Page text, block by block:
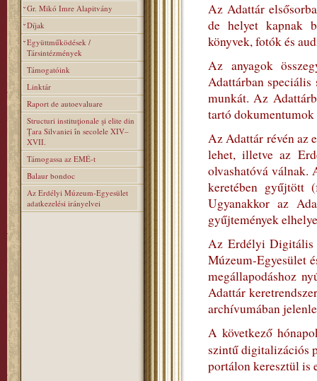
Gr. Mikó Imre Alapitvány
Díjak
Együttműködések /
Társintézmények
Támogatóink
Linktár
Raport de autoevaluare
Structuri instituţionale şi elite din
Ţara Silvaniei în secolele XIV–
XVII.
Támogassa az EMÉ-t
Balaur bondoc
Az Erdélyi Múzeum-Egyesület
adatkezelési irányelvei
Az Adattár
de helyet kapnak
könyvek, fotók és
Az anyagok
Adattárban
munkát. Az
tartó
Az Adattár révén az
lehet, illetve az
olvashatóvá válnak.
keretében gyűjtött
Ugyanakkor az
gyűjtemények
Az Erdélyi Digitális
Múzeum-Egyesület
megállapodáshoz
Adattár
archívumában
A következő
szintű digitalizációs
portálon keresztül is